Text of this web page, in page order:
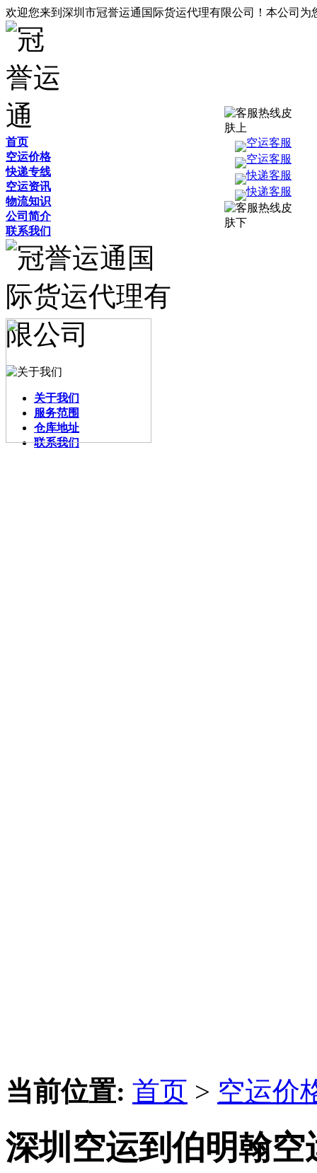
欢迎您来到深圳市冠誉运通国际货运代理有限公司！本公司
首页
空运价格
快递专线
空运资讯
物流知识
公司简介
联系我们
关于我们
服务范围
仓库地址
联系我们
当前位置: 首页 > 空运价
深圳空运到伯明翰
空运客服
空运客服
快递客服
快递客服